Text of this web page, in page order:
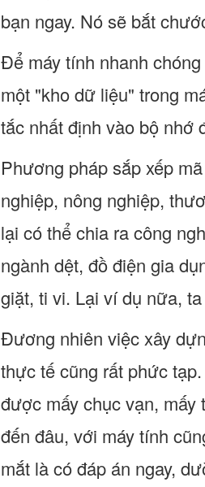
bạn ngay. Nó sẽ bắt
Để máy tính nhanh
một "kho dữ liệu" trong
tắc nhất định vào bộ nhớ
Phương pháp sắp xếp
nghiệp, nông nghiệp,
lại có thể chia ra công
ngành dệt, đồ điện gia
giặt, ti vi. Lại ví dụ nữa,
Đương nhiên việc xây
thực tế cũng rất phức
được mấy chục vạn,
đến đâu, với máy tính
mắt là có đáp án ngay,